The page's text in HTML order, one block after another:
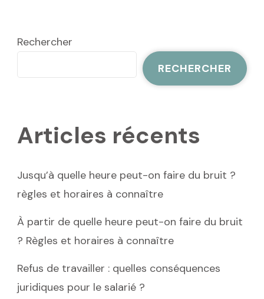
Rechercher
RECHERCHER
Articles récents
Jusqu’à quelle heure peut-on faire du bruit ?
règles et horaires à connaître
À partir de quelle heure peut-on faire du bruit
? Règles et horaires à connaître
Refus de travailler : quelles conséquences
juridiques pour le salarié ?